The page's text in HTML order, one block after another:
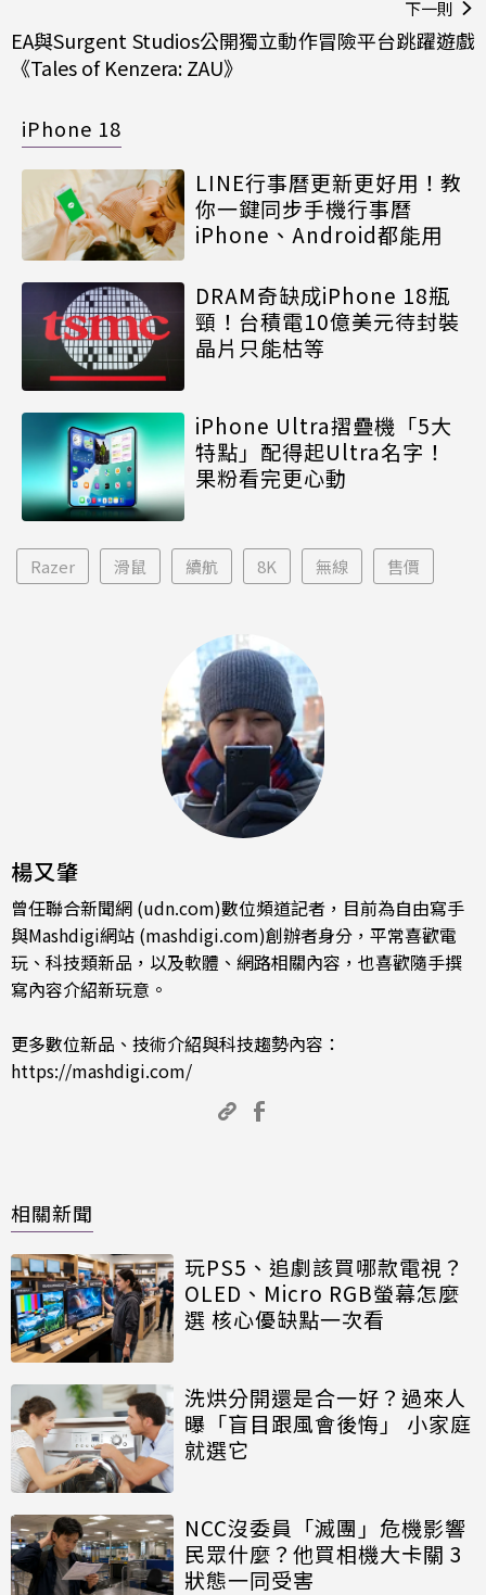
下一則
EA與Surgent Studios公開獨立動作冒險平台跳躍遊戲
《Tales of Kenzera: ZAU》
iPhone 18
LINE行事曆更新更好用！教
你一鍵同步手機行事曆
iPhone、Android都能用
DRAM奇缺成iPhone 18瓶
頸！台積電10億美元待封裝
晶片只能枯等
iPhone Ultra摺疊機「5大
特點」配得起Ultra名字！
果粉看完更心動
Razer 滑鼠 續航 8K 無線 售價
楊又肇
曾任聯合新聞網 (udn.com)數位頻道記者，目前為自由寫手
與Mashdigi網站 (mashdigi.com)創辦者身分，平常喜歡電
玩、科技類新品，以及軟體、網路相關內容，也喜歡隨手撰
寫內容介紹新玩意。
更多數位新品、技術介紹與科技趨勢內容：
https://mashdigi.com/
相關新聞
玩PS5、追劇該買哪款電視？
OLED、Micro RGB螢幕怎麼
選 核心優缺點一次看
洗烘分開還是合一好？過來人
曝「盲目跟風會後悔」 小家庭
就選它
NCC沒委員「滅團」危機影響
民眾什麼？他買相機大卡關 3
狀態一同受害